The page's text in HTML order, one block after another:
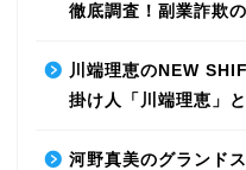
徹底調査！副業詐欺
川端理恵のNEW
掛け人「川端理恵」
河野真美のグランド